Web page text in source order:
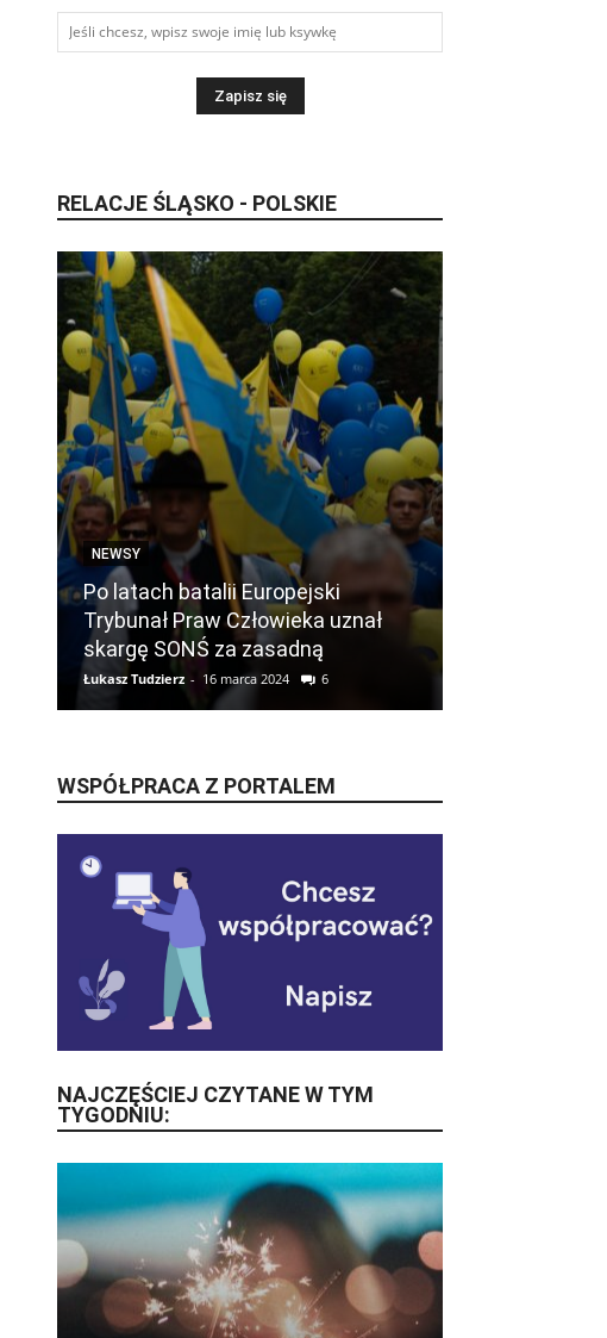
RELACJE ŚLĄSKO - POLSKIE
NEWSY
Po latach batalii Europejski
Trybunał Praw Człowieka uznał
skargę SONŚ za zasadną
Łukasz Tudzierz - 16 marca 2024 6
WSPÓŁPRACA Z PORTALEM
NAJCZĘŚCIEJ CZYTANE W TYM
TYGODNIU: